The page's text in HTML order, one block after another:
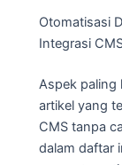
Otomatisasi
Integrasi
Aspek paling
artikel yang
CMS tanpa
dalam daftar